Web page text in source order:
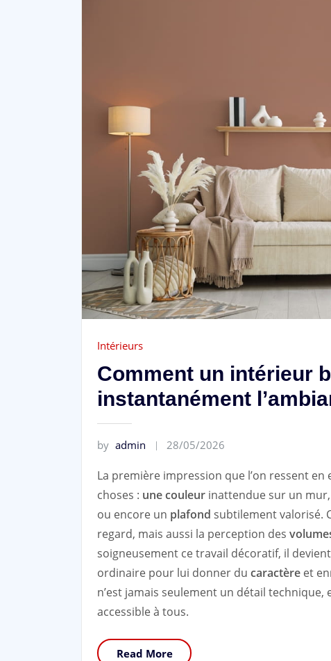
Intérieurs
Comment un intérieur
instantanément
by admin 28/05/2026
La première impression que l’on ressent
choses : une couleur inattendue sur un
ou encore un plafond subtilement valorisé.
regard, mais aussi la perception des
soigneusement ce travail décoratif, il
ordinaire pour lui donner du caractère et
n’est jamais seulement un détail technique,
accessible à tous.
Read More